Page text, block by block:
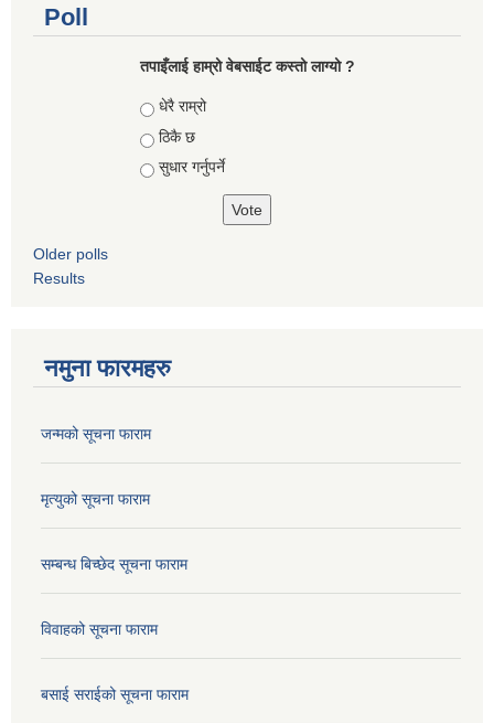
Poll
तपाइँलाई हाम्रो वेबसाईट कस्तो लाग्यो ?
Choices
धेरै राम्रो
ठिकै छ
सुधार गर्नुपर्ने
Older polls
Results
नमुना फारमहरु
जन्मको सूचना फाराम
मृत्युको सूचना फाराम
सम्बन्ध बिच्छेद सूचना फाराम
विवाहको सूचना फाराम
बसाई सराईको सूचना फाराम